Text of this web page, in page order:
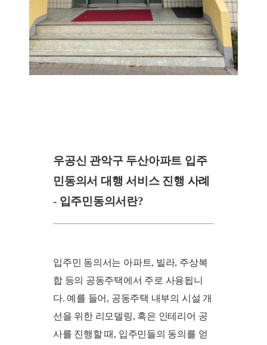
우공신 관악구 두산아파트 입주
민동의서 대행 서비스 진행 사례
- 입주민동의서란?
입주민 동의서는 아파트, 빌라, 주상복
합 등의 공동주택에서 주로 사용됩니
다. 예를 들어, 공동주택 내부의 시설 개
선을 위한 리모델링, 혹은 인테리어 공
사를 진행할 때, 입주민들의 동의를 얻